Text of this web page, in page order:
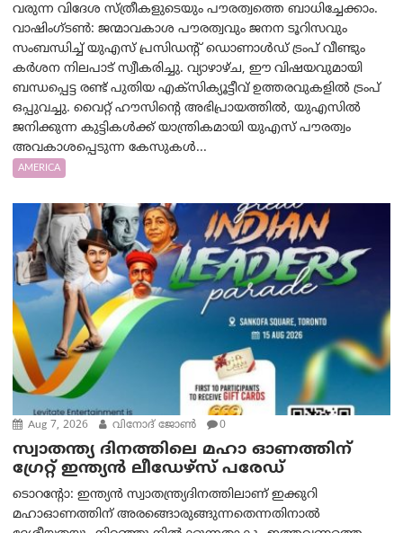
വരുന്ന വിദേശ സ്ത്രീകളുടെയും പൗരത്വത്തെ ബാധിച്ചേക്കാം.
വാഷിംഗ്ടണ്‍: ജന്മാവകാശ പൗരത്വവും ജനന ടൂറിസവും
സംബന്ധിച്ച് യുഎസ് പ്രസിഡന്റ് ഡൊണാൾഡ് ട്രംപ് വീണ്ടും
കർശന നിലപാട് സ്വീകരിച്ചു. വ്യാഴാഴ്ച, ഈ വിഷയവുമായി
ബന്ധപ്പെട്ട രണ്ട് പുതിയ എക്സിക്യൂട്ടീവ് ഉത്തരവുകളിൽ ട്രംപ്
ഒപ്പുവച്ചു. വൈറ്റ് ഹൗസിന്റെ അഭിപ്രായത്തിൽ, യുഎസിൽ
ജനിക്കുന്ന കുട്ടികൾക്ക് യാന്ത്രികമായി യുഎസ് പൗരത്വം
അവകാശപ്പെടുന്ന കേസുകൾ...
AMERICA
Aug 7, 2026 വിനോദ് ജോൺ 0
സ്വാതന്ത്യ ദിനത്തിലെ മഹാ ഓണത്തിന്
ഗ്രേറ്റ് ഇന്ത്യൻ ലീഡേഴ്സ് പരേഡ്
ടൊറന്റോ: ഇന്ത്യൻ സ്വാതന്ത്ര്യദിനത്തിലാണ് ഇക്കുറി
മഹാഓണത്തിന് അരങ്ങൊരുങ്ങുന്നതെന്നതിനാൽ